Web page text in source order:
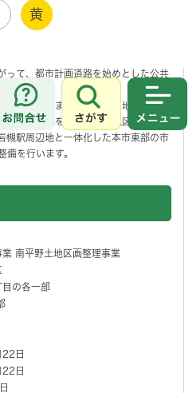
黄
お問合せ
さがす
って、都市計画道路を始めとした公共
塘緑地に挟まれ、緑豊かな地域である
好な住宅地を創造し、土地区画整理事
槻駅周辺地と一体化した本市東部の市
備を行います。
南平野土地区画整理事業
の各一部
22日
22日